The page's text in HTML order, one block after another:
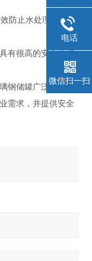
防止水处理剂和消
有很高的安全性和
钢储罐广泛应用于
需求，并提供安全
电话
微信扫一扫